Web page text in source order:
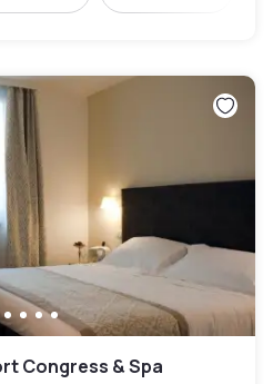
Congress & Spa